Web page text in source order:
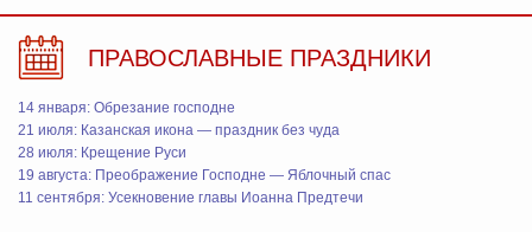
ПРАВОСЛАВНЫЕ ПРАЗДНИКИ
14 января: Обрезание господне
21 июля: Казанская икона — праздник без чуда
28 июля: Крещение Руси
19 августа: Преображение Господне — Яблочный спас
11 сентября: Усекновение главы Иоанна Предтечи